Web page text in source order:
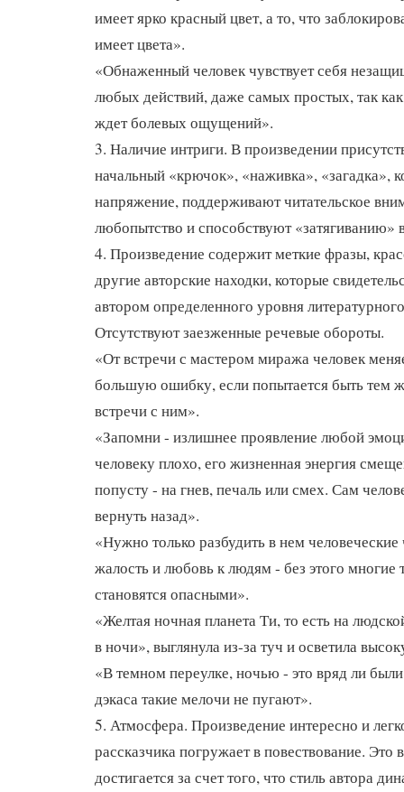
имеет ярко красный цвет, а то, что
имеет цвета».
«Обнаженный человек чувствует себя
любых действий, даже самых простых, так
ждет болевых ощущений».
3. Наличие интриги. В произведении
начальный «крючок», «наживка», «загадка»,
напряжение, поддерживают читательское
любопытство и способствуют «затягиванию»
4. Произведение содержит меткие фразы,
другие авторские находки, которые
автором определенного уровня
Отсутствуют заезженные речевые обороты.
«От встречи с мастером миража человек
большую ошибку, если попытается быть тем
встречи с ним».
«Запомни - излишнее проявление любой
человеку плохо, его жизненная энергия
попусту - на гнев, печаль или смех. Сам
вернуть назад».
«Нужно только разбудить в нем человеческие
жалость и любовь к людям - без этого многие
становятся опасными».
«Желтая ночная планета Ти, то есть на
в ночи», выглянула из-за туч и осветила
«В темном переулке, ночью - это вряд ли
дэкаса такие мелочи не пугают».
5. Атмосфера. Произведение интересно и
рассказчика погружает в повествование. Это
достигается за счет того, что стиль автора